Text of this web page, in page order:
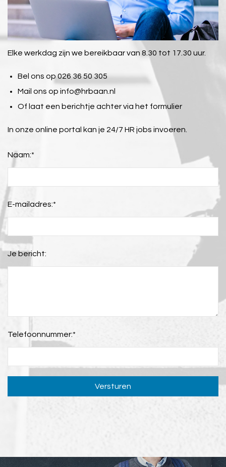
Elke werkdag zijn we bereikbaar van 8.30 tot 17.30 uur.
Bel ons op 026 36 50 305
Mail ons op info@hrbaan.nl
Of laat een berichtje achter via het formulier
In onze online portal kan je 24/7 HR jobs invoeren.
Naam:*
E-mailadres:*
Je bericht:
Telefoonnummer:*
Versturen